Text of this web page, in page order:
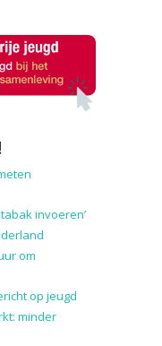
invoeren’
om
op jeugd
minder